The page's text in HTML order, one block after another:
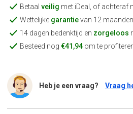
Betaal veilig met iDeal, of achteraf
Wettelijke garantievan 12 maanden
14 dagen bedenktijd en zorgeloos
Besteed nog €41,94om te
Heb je een vraag? Vraag